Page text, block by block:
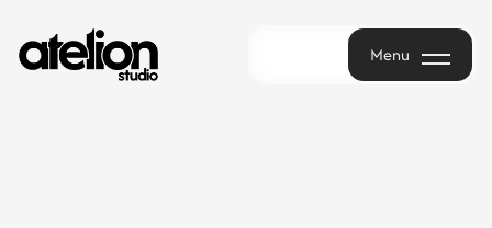
Menu
Menu